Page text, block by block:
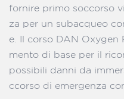
fornire primo soccorso
za per un subacqueo
e. Il corso DAN Oxygen
mento di base per il
possibili danni da
ccorso di emergenza